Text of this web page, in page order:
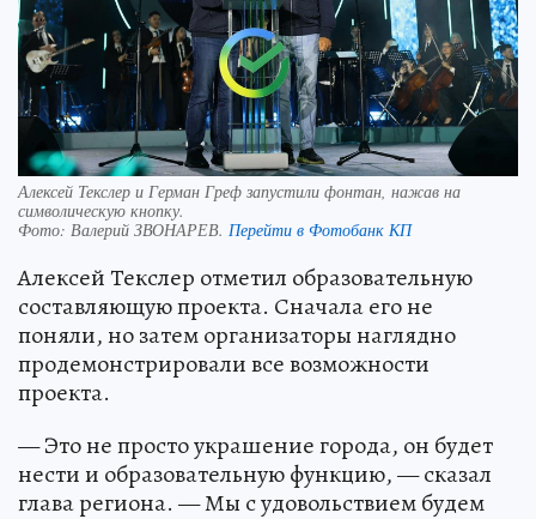
Алексей Текслер и Герман Греф запустили фонтан, нажав на
символическую кнопку.
Фото: Валерий ЗВОНАРЕВ. Перейти в Фотобанк КП
Алексей Текслер отметил образовательную
составляющую проекта. Сначала его не
поняли, но затем организаторы наглядно
продемонстрировали все возможности
проекта.
— Это не просто украшение города, он будет
нести и образовательную функцию, — сказал
глава региона. — Мы с удовольствием будем